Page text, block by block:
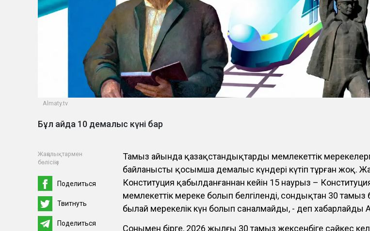
Almaty.tv
Бұл айда 10 демалыс күні бар
Жаңалықтармен
бөлісіңіз
Поделиться
Твитнуть
Поделиться
Тамыз айында қазақстандықтарды мемлекеттік
байланысты қосымша демалыс күндері күтіп тұрған жоқ.
Конституция қабылданғаннан кейін 15 наурыз –
мемлекеттік мереке болып белгіленді, сондықтан 30 тамыз
былай мерекелік күн болып саналмайды, - деп хабарлайды
Сонымен бірге, 2026 жылғы 30 тамыз жексенбіге сәйкес